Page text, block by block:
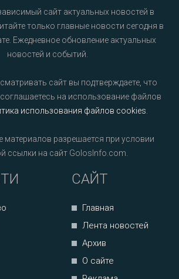
сайт актуальных новостей в
только главные новости сегодня в
Ежедневное обновление актуальных
новостей и событий.
сайт вы подтверждаете, что
на использование файлов
использования файлов cookies
материалов разрешается при условии
ссылки на сайт GolosInfo.com.
САЙТ
Главная
Лента новостей
Архив
О сайте